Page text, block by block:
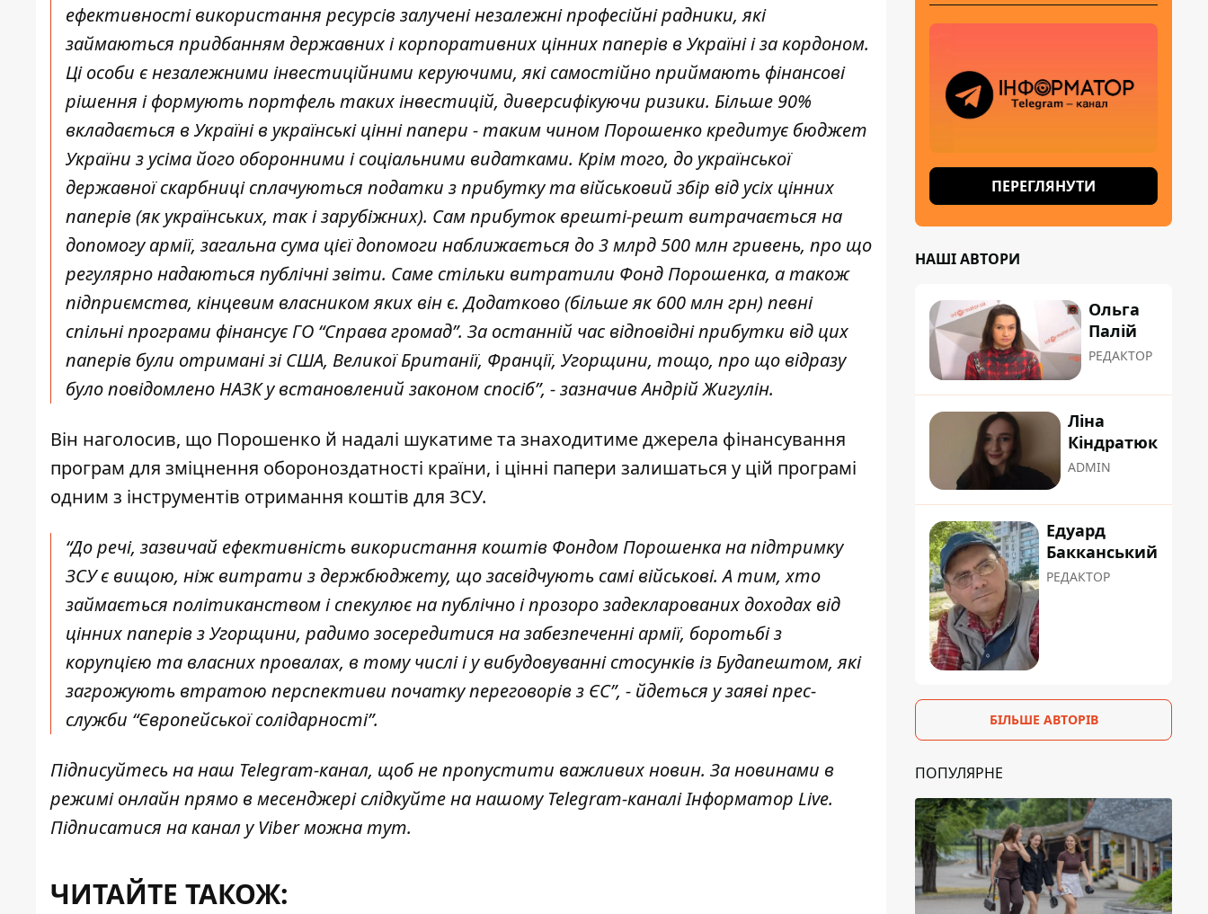
ефективності використання ресурсів залучені незалежні професійні радники, які
займаються придбанням державних і корпоративних цінних паперів в Україні і за кордоном.
Ці особи є незалежними інвестиційними керуючими, які самостійно приймають фінансові
рішення і формують портфель таких інвестицій, диверсифікуючи ризики. Більше 90%
вкладається в Україні в українські цінні папери - таким чином Порошенко кредитує бюджет
України з усіма його оборонними і соціальними видатками. Крім того, до української
державної скарбниці сплачуються податки з прибутку та військовий збір від усіх цінних
паперів (як українських, так і зарубіжних). Сам прибуток врешті-решт витрачається на
допомогу армії, загальна сума цієї допомоги наближається до 3 млрд 500 млн гривень, про що
регулярно надаються публічні звіти. Саме стільки витратили Фонд Порошенка, а також
підприємства, кінцевим власником яких він є. Додатково (більше як 600 млн грн) певні
спільні програми фінансує ГО “Справа громад”. За останній час відповідні прибутки від цих
паперів були отримані зі США, Великої Британії, Франції, Угорщини, тощо, про що відразу
було повідомлено НАЗК у встановлений законом спосіб”, - зазначив Андрій Жигулін.
Він наголосив, що Порошенко й надалі шукатиме та знаходитиме джерела фінансування
програм для зміцнення обороноздатності країни, і цінні папери залишаться у цій програмі
одним з інструментів отримання коштів для ЗСУ.
“До речі, зазвичай ефективність використання коштів Фондом Порошенка на підтримку
ЗСУ є вищою, ніж витрати з держбюджету, що засвідчують самі військові. А тим, хто
займається політиканством і спекулює на публічно і прозоро задекларованих доходах від
цінних паперів з Угорщини, радимо зосередитися на забезпеченні армії, боротьбі з
корупцією та власних провалах, в тому числі і у вибудовуванні стосунків із Будапештом, які
загрожують втратою перспективи початку переговорів з ЄС”, - йдеться у заяві прес-
служби “Європейської солідарності”.
Підписуйтесь на наш Telegram-канал, щоб не пропустити важливих новин. За новинами в
режимі онлайн прямо в месенджері слідкуйте на нашому Telegram-каналіІнформатор Live.
Підписатися на канал у Viber можнатут.
ЧИТАЙТЕ ТАКОЖ:
ПЕРЕГЛЯНУТИ
НАШІ АВТОРИ
Ольга
Палій
РЕДАКТОР
Ліна
Кіндратюк
ADMIN
Едуард
Бакканський
РЕДАКТОР
БІЛЬШЕ АВТОРІВ
ПОПУЛЯРНЕ